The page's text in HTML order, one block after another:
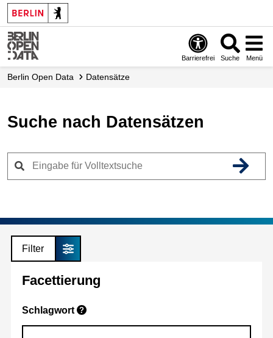
Skip
to
main
content
Barrierefrei Suche Menü
Berlin Open Data Datensätze
Suche nach Datensätzen
Filter
Facettierung
Schlagwort ?